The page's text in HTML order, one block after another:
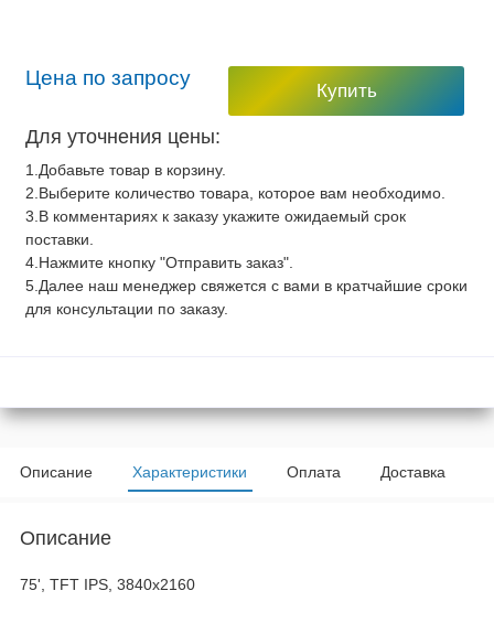
Цена по запросу
Купить
Для уточнения цены:
1.Добавьте товар в корзину.
2.Выберите количество товара, которое вам необходимо.
3.В комментариях к заказу укажите ожидаемый срок
поставки.
4.Нажмите кнопку "Отправить заказ".
5.Далее наш менеджер свяжется с вами в кратчайшие сроки
для консультации по заказу.
Описание Характеристики Оплата Доставка
Описание
75', TFT IPS, 3840x2160